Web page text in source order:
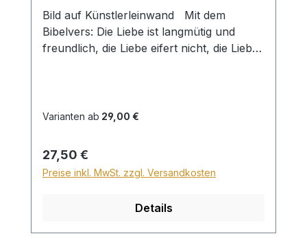
Bild auf Künstlerleinwand Mit dem
Bibelvers: Die Liebe ist langmütig und
freundlich, die Liebe eifert nicht, die Liebe
120cm wird für den Versand innerhalb
Höhe von 28,99€ berechnet. Für den
Versand ins Ausland beträgt der
Sperrgutzuschlag 30€.
Varianten ab 29,00 €
Regulärer Preis:
27,50 €
Preise inkl. MwSt. zzgl. Versandkosten
Details